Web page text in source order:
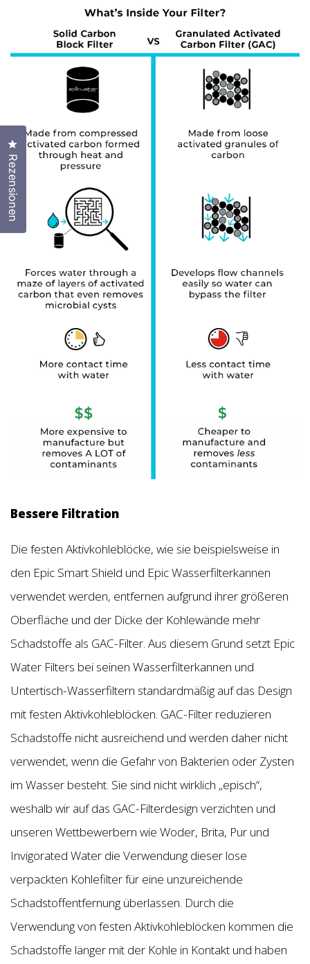
Bessere Filtration
Die festen Aktivkohleblöcke, wie sie beispielsweise in
den Epic Smart Shield und Epic Wasserfilterkannen
verwendet werden, entfernen aufgrund ihrer größeren
Oberfläche und der Dicke der Kohlewände mehr
Schadstoffe als GAC-Filter. Aus diesem Grund setzt Epic
Water Filters bei seinen Wasserfilterkannen und
Untertisch-Wasserfiltern standardmäßig auf das Design
mit festen Aktivkohleblöcken. GAC-Filter reduzieren
Schadstoffe nicht ausreichend und werden daher nicht
verwendet, wenn die Gefahr von Bakterien oder Zysten
im Wasser besteht. Sie sind nicht wirklich „episch“,
weshalb wir auf das GAC-Filterdesign verzichten und
unseren Wettbewerbern wie Woder, Brita, Pur und
Invigorated Water die Verwendung dieser lose
verpackten Kohlefilter für eine unzureichende
Schadstoffentfernung überlassen. Durch die
Verwendung von festen Aktivkohleblöcken kommen die
Schadstoffe länger mit der Kohle in Kontakt und haben
Rezensionen
Klicken Sie, um den Bewertungsdialog zu öffnen